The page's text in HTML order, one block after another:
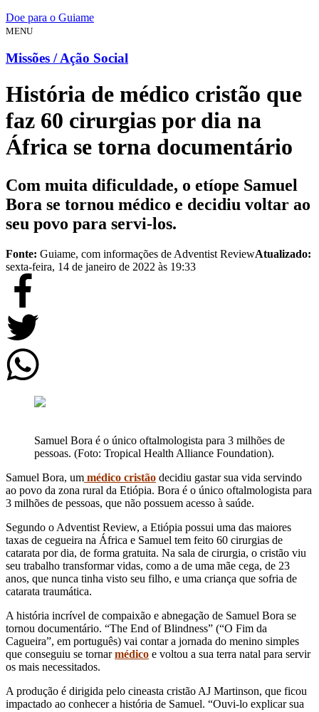
Doe para o Guiame
MENU
Missões / Ação Social
História de médico cristão que
faz 60 cirurgias por dia na
África se torna documentário
Com muita dificuldade, o etíope Samuel
Bora se tornou médico e decidiu voltar ao
seu povo para servi-los.
Fonte: Guiame, com informações de Adventist ReviewAtualizado:
sexta-feira, 14 de janeiro de 2022 às 19:33
Samuel Bora é o único oftalmologista para 3 milhões de
pessoas. (Foto: Tropical Health Alliance Foundation).
Samuel Bora, um médico cristão decidiu gastar sua vida servindo
ao povo da zona rural da Etiópia. Bora é o único oftalmologista para
3 milhões de pessoas, que não possuem acesso à saúde.
Segundo o Adventist Review, a Etiópia possui uma das maiores
taxas de cegueira na África e Samuel tem feito 60 cirurgias de
catarata por dia, de forma gratuita. Na sala de cirurgia, o cristão viu
seu trabalho transformar vidas, como a de uma mãe cega, de 23
anos, que nunca tinha visto seu filho, e uma criança que sofria de
catarata traumática.
A história incrível de compaixão e abnegação de Samuel Bora se
tornou documentário. “The End of Blindness” (“O Fim da
Cagueira”, em português) vai contar a jornada do menino simples
que conseguiu se tornarmédico e voltou a sua terra natal para servir
os mais necessitados.
A produção é dirigida pelo cineasta cristão AJ Martinson, que ficou
impactado ao conhecer a história de Samuel. “Ouvi-lo explicar sua